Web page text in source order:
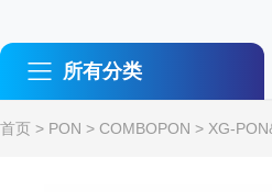
所有分类
首页 > PON > COMBOPON > XG-